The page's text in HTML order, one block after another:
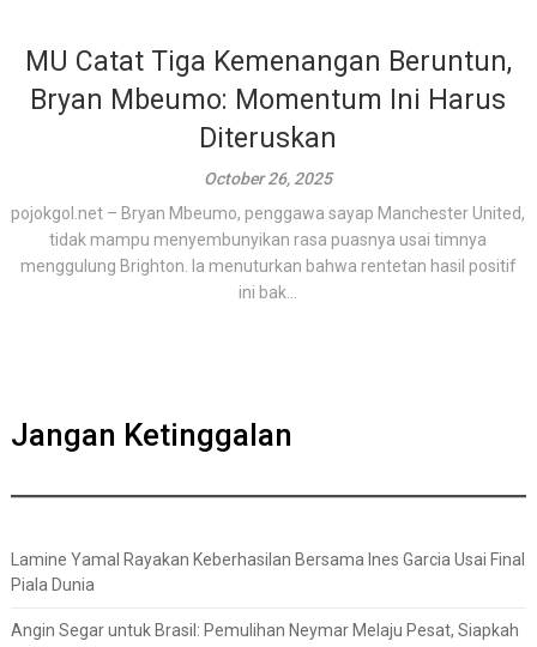
MU Catat Tiga Kemenangan Beruntun,
Bryan Mbeumo: Momentum Ini Harus
Diteruskan
October 26, 2025
pojokgol.net – Bryan Mbeumo, penggawa sayap Manchester United,
tidak mampu menyembunyikan rasa puasnya usai timnya
menggulung Brighton. Ia menuturkan bahwa rentetan hasil positif
ini bak...
Jangan Ketinggalan
Lamine Yamal Rayakan Keberhasilan Bersama Ines Garcia Usai Final
Piala Dunia
Angin Segar untuk Brasil: Pemulihan Neymar Melaju Pesat, Siapkah